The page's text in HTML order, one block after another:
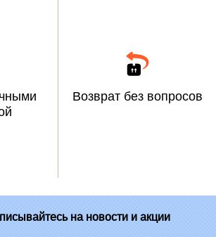
Возврат без вопросов
на новости и акции